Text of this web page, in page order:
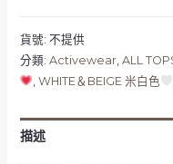
貨號: 不提供
分類: Activewear, ALL
WHITE＆BEIGE 米白色
描述